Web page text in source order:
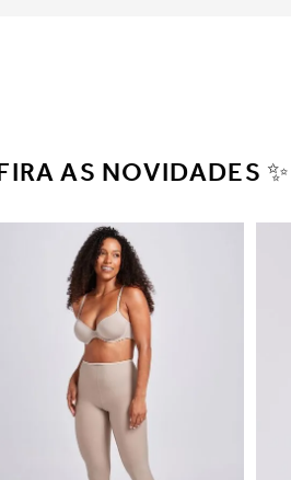
AS NOVIDADES ✨